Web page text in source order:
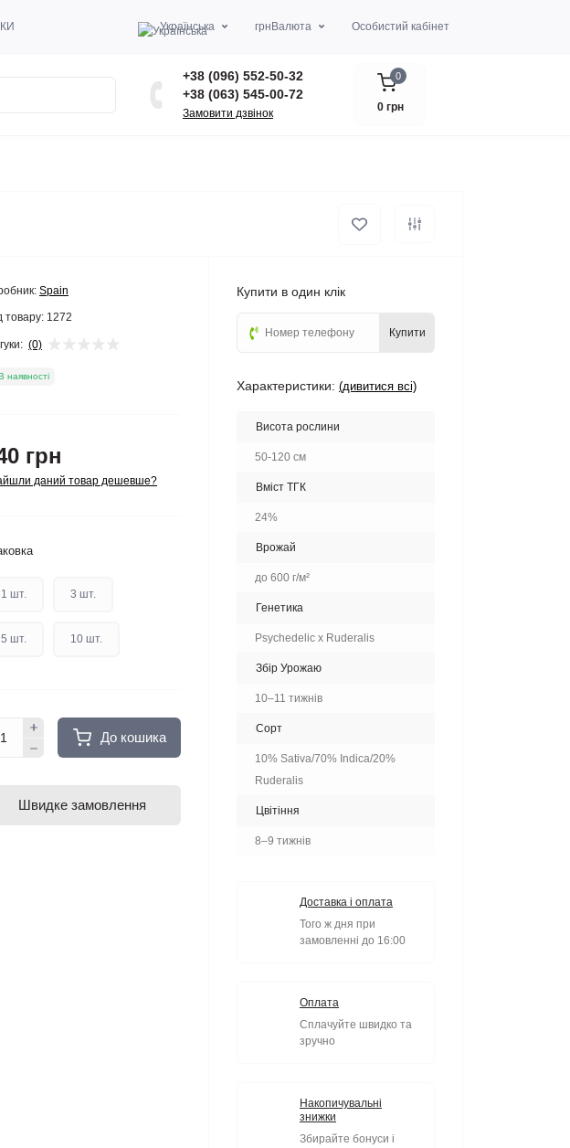
Українська грн Валюта Особистий кабінет
+38 (096) 552-50-32
+38 (063) 545-00-72
Замовити дзвінок
0
0 грн
Spain
товару: 1272
(0)
наявності
грн
даний товар дешевше?
1 шт. 3 шт.
5 шт. 10 шт.
До кошика
Швидке замовлення
Купити в один клік
Купити
Характеристики: (дивитися всі)
Висота рослини
50-120 см
Вміст ТГК
24%
Врожай
до 600 г/м²
Генетика
Psychedelic x Ruderalis
Збір Урожаю
10–11 тижнів
Сорт
10% Sativa/70% Indica/20%
Ruderalis
Цвітіння
8–9 тижнів
Доставка і оплата
Того ж дня при
замовленні до 16:00
Оплата
Сплачуйте швидко та
зручно
Накопичувальні
знижки
Збирайте бонуси і